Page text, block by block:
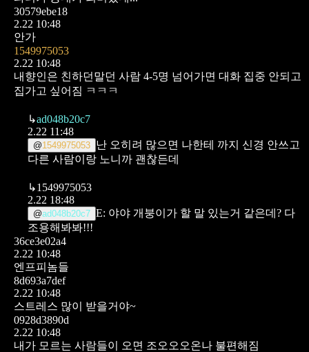
30579ebe18
2.22 10:48
안가
1549975053
2.22 10:48
내향인은 친하던말던 사람 4-5명 넘어가면 대화 집중 안되고
집가고 싶어짐 ㅋㅋㅋ
↳ad048b20c7
2.22 11:48
@1549975053 난 오히려 많으면 나한테 까지 신경 안쓰고
다른 사람이랑 노니까 괜찮든데
↳1549975053
2.22 18:48
@ad048b20c7 E: 야야 개붕이가 할 말 있는거 같은데? 다
조용해봐봐!!!
36ce3e02a4
2.22 10:48
엔프피놈들
8d693a7def
2.22 10:48
스트레스 많이 받을거야~
0928d3890d
2.22 10:48
내가 모르는 사람들이 오면 조오오오온나 불편해짐